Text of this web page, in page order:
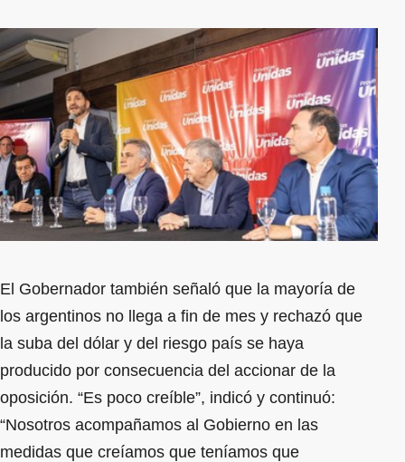
El Gobernador también señaló que la mayoría de
los argentinos no llega a fin de mes y rechazó que
la suba del dólar y del riesgo país se haya
producido por consecuencia del accionar de la
oposición. “Es poco creíble”, indicó y continuó:
“Nosotros acompañamos al Gobierno en las
medidas que creíamos que teníamos que